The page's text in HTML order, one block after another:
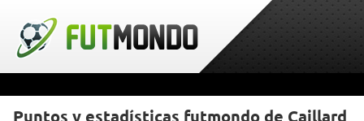
Puntos y estadísticas futmondo de Caillard